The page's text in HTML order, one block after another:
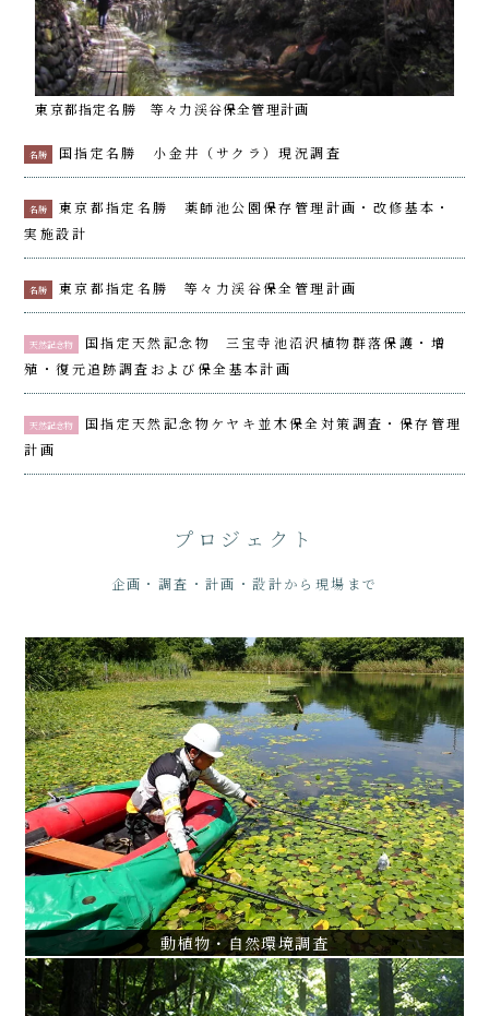
東京都指定名勝 等々力渓谷保全管理計画
名勝 国指定名勝 小金井（サクラ）現況調査
名勝
東京都指定名勝 薬師池公園保存管理計画・改修基本・
実施設計
名勝 東京都指定名勝 等々力渓谷保全管理計画
天然記念物
国指定天然記念物 三宝寺池沼沢植物群落保護・増
殖・復元追跡調査および保全基本計画
天然記念物
国指定天然記念物ケヤキ並木保全対策調査・保存管理
計画
プロジェクト
企画・調査・計画・設計から現場まで
動植物・自然環境調査
動植物・自然環境調査
杉並区自然環境調査
那須平成の森生物多様性モニタリング
母島石門一帯自然環境調査
VIEW ALL